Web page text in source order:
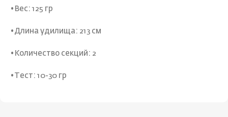
•Вес: 125 гр
•Длина удилища: 213 см
•Количество секций: 2
•Тест: 10-30 гр